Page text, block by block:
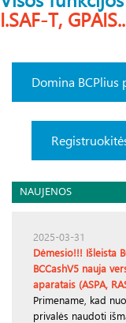
I.SAF-T,
Domina BCPlius
NAUJENOS
2025-03-31
Dėmesio!!! Išleista
BCCashV5 nauja
aparatais (ASPA,
Primename, kad
privalės naudoti